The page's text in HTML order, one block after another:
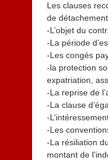
Les clauses
de
-L’objet du
-La période
-Les congés
-la protection
expatriation,
-La reprise de
-La clause
-
-Les
-La résiliation
montant de